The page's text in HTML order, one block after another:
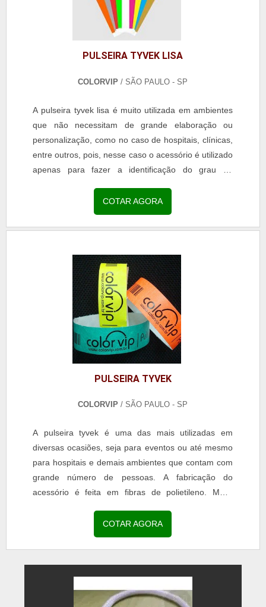
PULSEIRA TYVEK LISA
COLORVIP/ SÃO PAULO - SP
A pulseira tyvek lisa é muito utilizada em ambientes
que não necessitam de grande elaboração ou
personalização, como no caso de hospitais, clínicas,
entre outros, pois, nesse caso o acessório é utilizado
apenas para fazer a identificação do grau de
SOBRE PULSEIRAS TYVEK LISAS Nesse caso, o
uso mais comum de cores são as verdes, vermelhas
e amarelas, porém, o mercado oferece diversas
COTAR AGORA
PULSEIRA TYVEK
COLORVIP/ SÃO PAULO - SP
A pulseira tyvek é uma das mais utilizadas em
diversas ocasiões, seja para eventos ou até mesmo
para hospitais e demais ambientes que contam com
grande número de pessoas. A fabricação do
acessório é feita em fibras de polietileno. MAIS
semelhança com o papel, o artefato possui toda a
resistência necessária para ser utilizada por um
longo período de tempo sem danificações. Além
disso, é resist...
COTAR AGORA